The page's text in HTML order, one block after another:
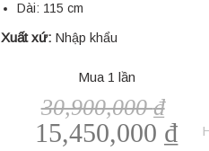
Dài: 115 cm
Xuất xứ: Nhập khẩu
Mua 1 lần
30,900,000₫
15,450,000 ₫